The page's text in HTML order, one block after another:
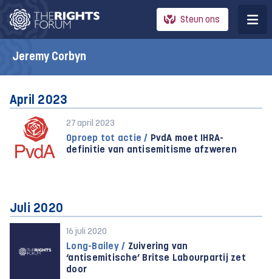
Steun ons
Jeremy Corbyn
April 2023
27 april 2023
Oproep tot actie / PvdA moet IHRA-
definitie van antisemitisme afzweren
Juli 2020
16 juli 2020
Long-Bailey / Zuivering van
‘antisemitische’ Britse Labourpartij zet
door